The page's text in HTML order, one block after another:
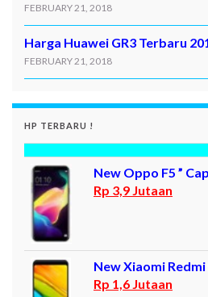
FEBRUARY 21, 2018
Harga Huawei GR3 Terbaru
FEBRUARY 21, 2018
HP TERBARU !
New Oppo F5 ”
Rp 3,9 Jutaan
New Xiaomi Redmi
Rp 1,6 Jutaan